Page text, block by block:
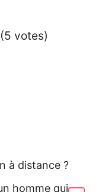
votes)
à distance ?
homme qui